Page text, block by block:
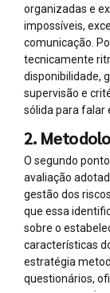
organizadas e
impossíveis,
comunicação.
tecnicamente
disponibilidade,
supervisão e
sólida para falar
2.
O segundo
avaliação
gestão dos
que essa
sobre o
características
estratégia
questionários,